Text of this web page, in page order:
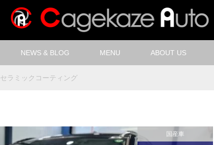
NEWS & BLOG MENU ABOUT US
セラミックコーティング
国産車